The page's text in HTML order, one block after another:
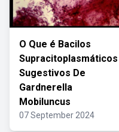
O Que é Bacilos
Supracitoplasmáticos
Sugestivos De
Gardnerella
Mobiluncus
07 September 2024